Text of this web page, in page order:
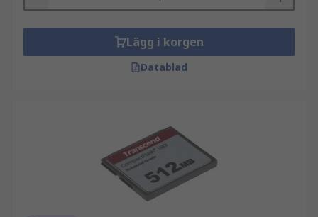
Lägg i korgen
Datablad